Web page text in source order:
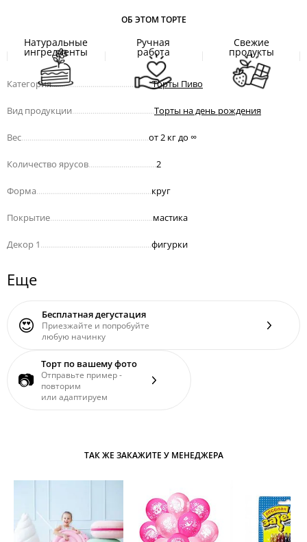
ОБ ЭТОМ ТОРТЕ
Натуральные
ингредиенты
Ручная
работа
Свежие
продукты
Категория.................................................Торты Пиво
Вид продукции Торты на день рождения
Вес от 2 кг до ∞
Количество ярусов 2
Форма круг
Покрытие мастика
Декор 1 фигурки
Еще
😍 Бесплатная дегустация
Приезжайте и попробуйте
любую начинку
📷
Торт по вашему фото
Отправьте пример -
повторим
или адаптируем
ТАК ЖЕ ЗАКАЖИТЕ У МЕНЕДЖЕРА